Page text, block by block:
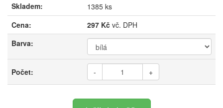
Skladem:
1385 ks
Cena:
297 Kč vč. DPH
Barva:
Počet: - +